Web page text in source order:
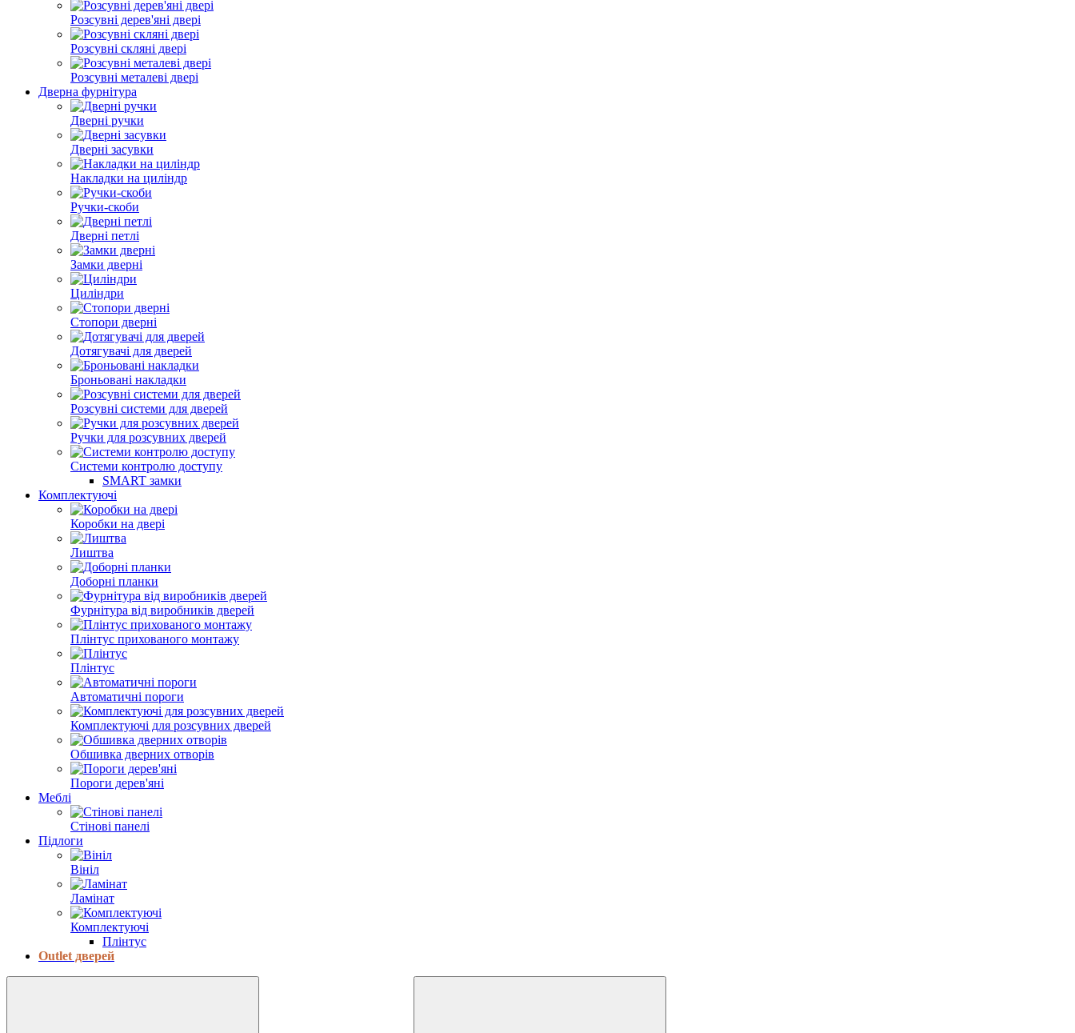
Розсувні дерев'яні двері
Розсувні скляні двері
Розсувні металеві двері
Дверна фурнітура
Дверні ручки
Дверні засувки
Накладки на циліндр
Ручки-скоби
Дверні петлі
Замки дверні
Циліндри
Стопори дверні
Дотягувачі для дверей
Броньовані накладки
Розсувні системи для дверей
Ручки для розсувних дверей
Системи контролю доступу
SMART замки
Комплектуючі
Коробки на двері
Лиштва
Доборні планки
Фурнітура від виробників дверей
Плінтус прихованого монтажу
Плінтус
Автоматичні пороги
Комплектуючі для розсувних дверей
Обшивка дверних отворів
Пороги дерев'яні
Меблі
Стінові панелі
Підлоги
Вініл
Ламінат
Комплектуючі
Плінтус
Outlet дверей